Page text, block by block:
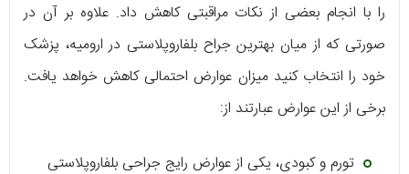
را با انجام بعضی از نکات مراقبتی کاهش داد. علاوه بر آن در
صورتی که از میان بهترین جراح بلفاروپلاستی در ارومیه، پزشک
خود را انتخاب کنید میزان عوارض احتمالی کاهش خواهد یافت.
برخی از این عوارض عبارتند از:
تورم و کبودی، یکی از عوارض رایج جراحی بلفاروپلاستی